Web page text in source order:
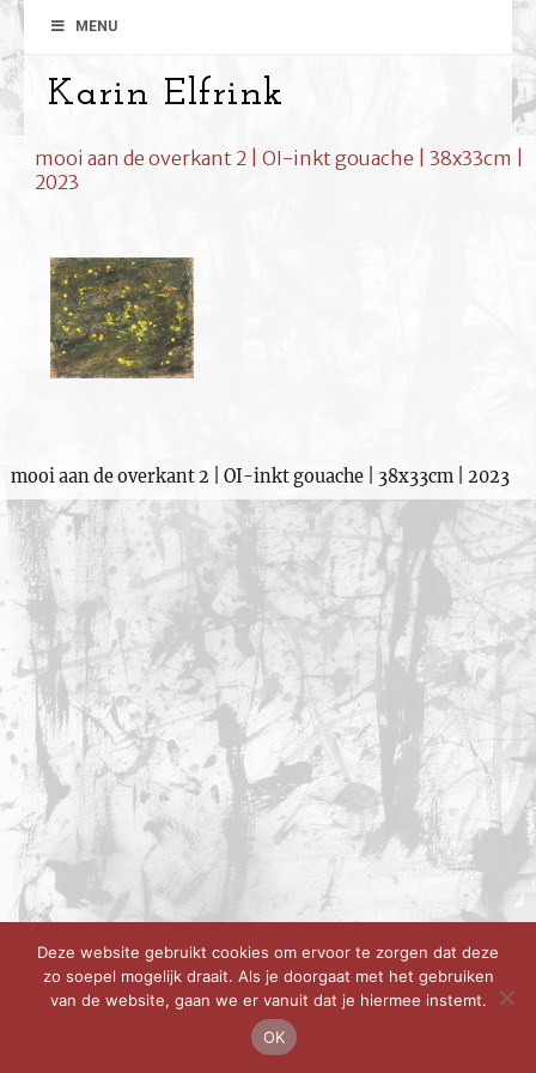
MENU
Karin Elfrink
mooi aan de overkant 2 | OI-inkt gouache | 38x33cm |
2023
mooi aan de overkant 2 | OI-inkt gouache | 38x33cm | 2023
Deze website gebruikt cookies om ervoor te zorgen dat deze
zo soepel mogelijk draait. Als je doorgaat met het gebruiken
van de website, gaan we er vanuit dat je hiermee instemt.
OK